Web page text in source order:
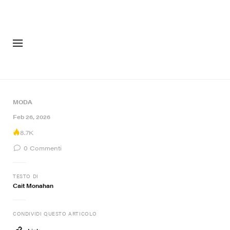
MODA
Feb 26, 2026
8.7K
0 Commenti
TESTO DI
Cait Monahan
CONDIVIDI QUESTO ARTICOLO